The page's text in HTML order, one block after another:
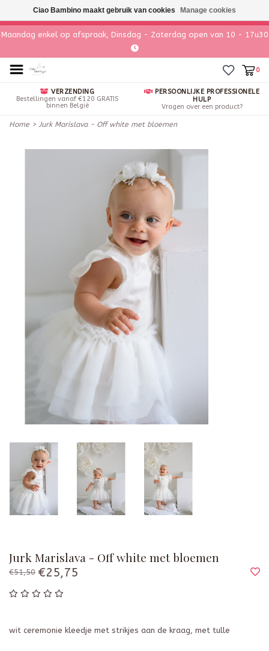
Maandag enkel op afspraak, Dinsdag - Zaterdag open van 10 - 17u30
0
VERZENDING
Bestellingen vanaf €120 GRATIS
binnen België
PERSOONLIJKE PROFESSIONELE
HULP
Vragen over een product?
Home > Jurk Marislava - Off white met bloemen
Jurk Marislava - Off white met bloemen
€51,50 €25,75
wit ceremonie kleedje met strikjes aan de kraag, met tulle
Ciao Bambino maakt gebruik van cookies Manage cookies